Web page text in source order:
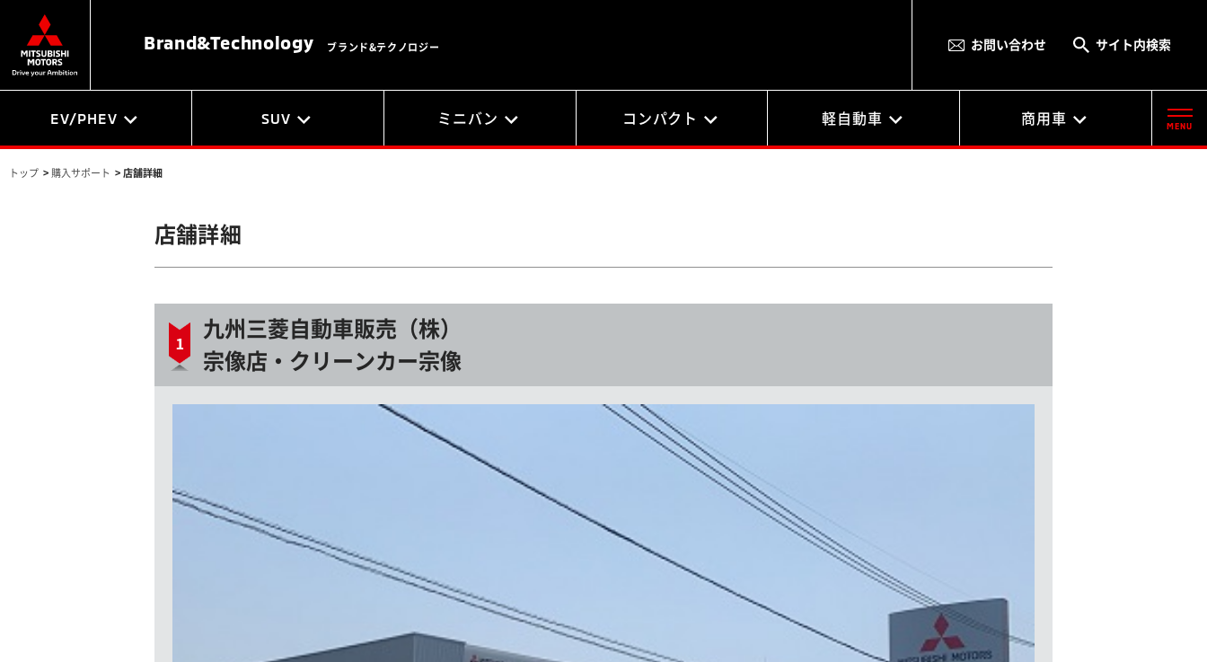
Brand&Technology ブランド&テクノロジー お問い合わせ サイト内検索
EV/PHEV SUV ミニバン コンパクト 軽自動車 商用車
トップ > 購入サポート > 店舗詳細
店舗詳細
九州三菱自動車販売（株）
宗像店・クリーンカー宗像